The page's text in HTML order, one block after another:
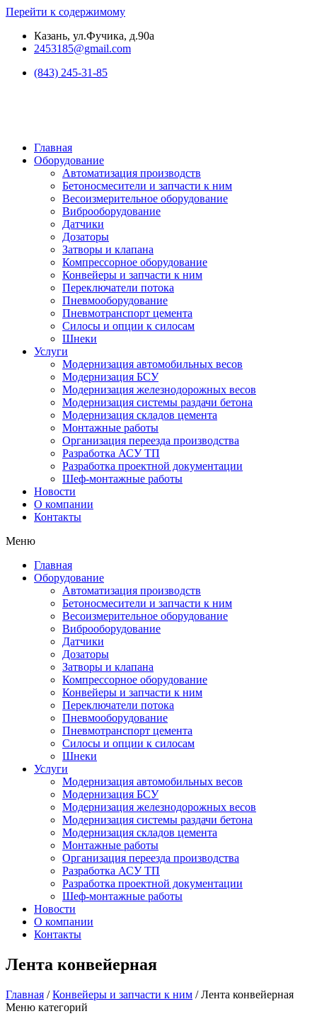
Перейти к содержимому
Казань, ул.Фучика, д.90а
2453185@gmail.com
(843) 245-31-85
Главная
Оборудование
Автоматизация производств
Бетоносмесители и запчасти к ним
Весоизмерительное оборудование
Виброоборудование
Датчики
Дозаторы
Затворы и клапана
Компрессорное оборудование
Конвейеры и запчасти к ним
Переключатели потока
Пневмооборудование
Пневмотранспорт цемента
Силосы и опции к силосам
Шнеки
Услуги
Модернизация автомобильных весов
Модернизация БСУ
Модернизация железнодорожных весов
Модернизация системы раздачи бетона
Модернизация складов цемента
Монтажные работы
Организация переезда производства
Разработка АСУ ТП
Разработка проектной документации
Шеф-монтажные работы
Новости
О компании
Контакты
Меню
Главная
Оборудование
Автоматизация производств
Бетоносмесители и запчасти к ним
Весоизмерительное оборудование
Виброоборудование
Датчики
Дозаторы
Затворы и клапана
Компрессорное оборудование
Конвейеры и запчасти к ним
Переключатели потока
Пневмооборудование
Пневмотранспорт цемента
Силосы и опции к силосам
Шнеки
Услуги
Модернизация автомобильных весов
Модернизация БСУ
Модернизация железнодорожных весов
Модернизация системы раздачи бетона
Модернизация складов цемента
Монтажные работы
Организация переезда производства
Разработка АСУ ТП
Разработка проектной документации
Шеф-монтажные работы
Новости
О компании
Контакты
Лента конвейерная
Главная /Конвейеры и запчасти к ним / Лента конвейерная
Меню категорий